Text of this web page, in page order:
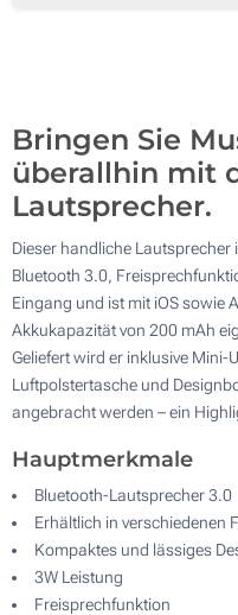
Bringen Sie
überallhin mit
Lautsprecher.
Dieser handliche
Bluetooth 3.0,
Eingang und ist mit iOS sowie
Akkukapazität von 200 mAh
Geliefert wird er inklusive Mini-
Luftpolstertasche und
angebracht werden – ein
Hauptmerkmale
Bluetooth-Lautsprecher 3.0
Erhältlich in verschiedenen
Kompaktes und lässiges
3W Leistung
Freisprechfunktion